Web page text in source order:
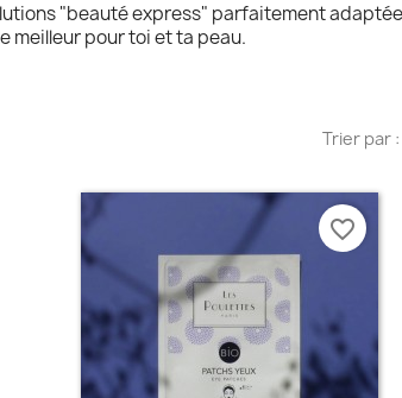
"beauté express" parfaitement
meilleur pour toi et ta peau.
Trier par :
favorite_border